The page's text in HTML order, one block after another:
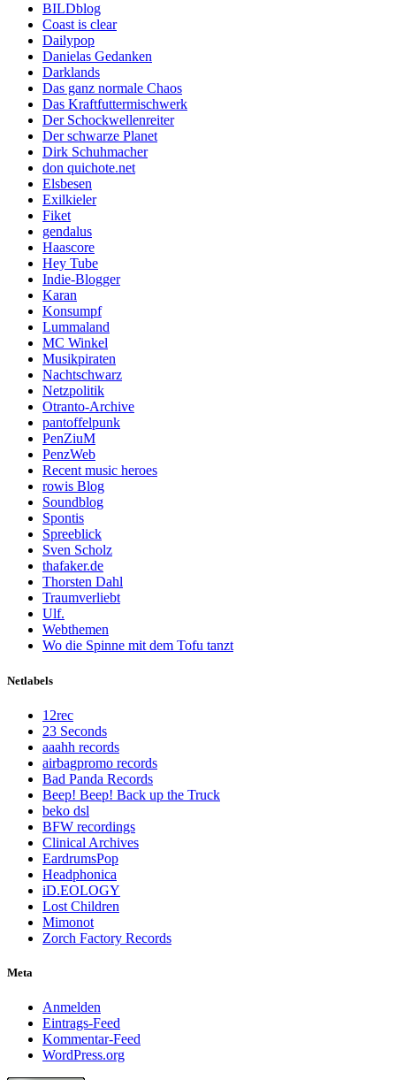
BILDblog
Coast is clear
Dailypop
Danielas Gedanken
Darklands
Das ganz normale Chaos
Das Kraftfuttermischwerk
Der Schockwellenreiter
Der schwarze Planet
Dirk Schuhmacher
don quichote.net
Elsbesen
Exilkieler
Fiket
gendalus
Haascore
Hey Tube
Indie-Blogger
Karan
Konsumpf
Lummaland
MC Winkel
Musikpiraten
Nachtschwarz
Netzpolitik
Otranto-Archive
pantoffelpunk
PenZiuM
PenzWeb
Recent music heroes
rowis Blog
Soundblog
Spontis
Spreeblick
Sven Scholz
thafaker.de
Thorsten Dahl
Traumverliebt
Ulf.
Webthemen
Wo die Spinne mit dem Tofu tanzt
Netlabels
12rec
23 Seconds
aaahh records
airbagpromo records
Bad Panda Records
Beep! Beep! Back up the Truck
beko dsl
BFW recordings
Clinical Archives
EardrumsPop
Headphonica
iD.EOLOGY
Lost Children
Mimonot
Zorch Factory Records
Meta
Anmelden
Eintrags-Feed
Kommentar-Feed
WordPress.org